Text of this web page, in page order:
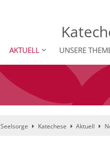
AKTUELL UNSERE
Seelsorge Katechese Aktuell